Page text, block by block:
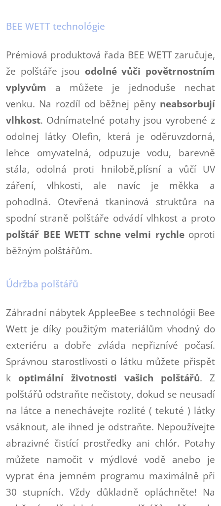
BEE WETT technológie
Prémiová produktová řada BEE WETT zaručuje,
že polštáře jsou odolné vůči povětrnostním
vplyvům a můžete je jednoduše nechat
venku. Na rozdíl od běžnej pěny neabsorbují
vlhkost. Odnímatelné potahy jsou vyrobené z
odolnej látky Olefin, která je oděruvzdorná,
lehce omyvatelná, odpuzuje vodu, barevně
stála, odolná proti hnilobě,plísní a vůčí UV
záření, vlhkosti, ale navíc je měkka a
pohodlná. Otevřená tkaninová struktůra na
spodní straně polštáře odvádí vlhkost a proto
polštář BEE WETT schne velmi rychleoproti
běžným polštářům.
Údržba polštářů
Záhradní nábytek AppleeBee s technológii Bee
Wett je díky použitým materiálům vhodný do
exteriéru a dobře zvláda nepřiznívé počasí.
Správnou starostlivosti o látku můžete přispět
k optimální životnosti vašich polštářů. Z
polštářů odstraňte nečistoty, dokud se neusadí
na látce a nenechávejte rozlité ( tekuté ) látky
vsáknout, ale ihned je odstraňte. Nepoužívejte
abrazivné čistící prostředky ani chlór. Potahy
můžete namočit v mýdlové vodě anebo je
vyprat éna jemném programu maximálně při
30 stupních. Vždy důkladně opláchněte! Na